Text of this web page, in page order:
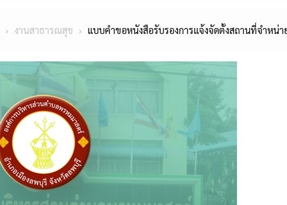
งานสาธารณสุข แบบคำขอหนังสือรับรองการแจ้งจัดตั้งสถานที่จำหน่